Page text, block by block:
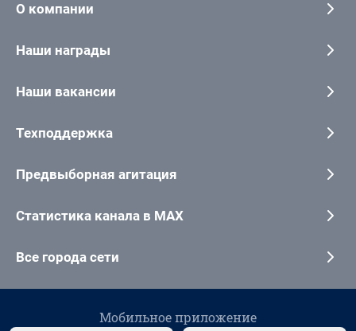
О компании
Наши награды
Наши вакансии
Техподдержка
Предвыборная агитация
Статистика канала в MAX
Все города сети
Мобильное приложение